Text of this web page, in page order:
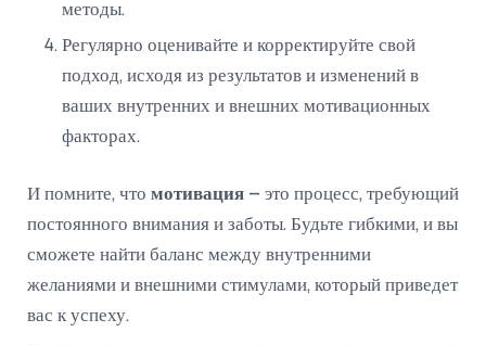
методы.
Регулярно оценивайте и корректируйте свой
подход, исходя из результатов и изменений в
ваших внутренних и внешних мотивационных
факторах.
И помните, что мотивация – это процесс, требующий
постоянного внимания и заботы. Будьте гибкими, и вы
сможете найти баланс между внутренними
желаниями и внешними стимулами, который приведет
вас к успеху.